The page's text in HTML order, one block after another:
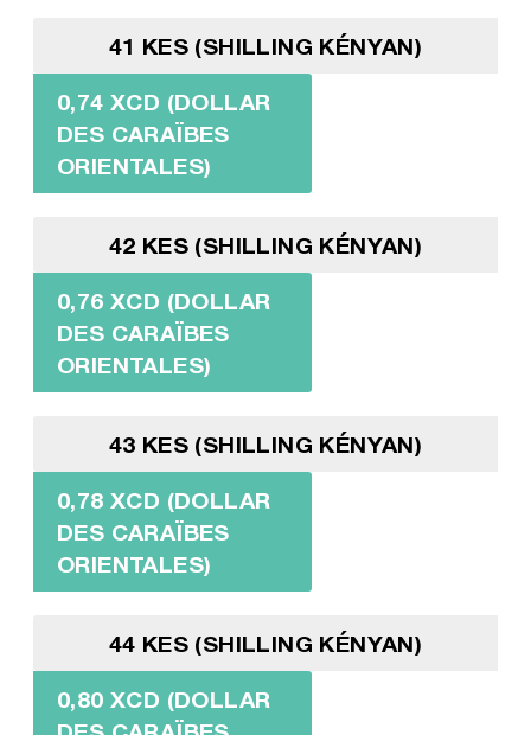
41 KES (SHILLING KÉNYAN)
0,74 XCD (DOLLAR
DES CARAÏBES
ORIENTALES)
42 KES (SHILLING KÉNYAN)
0,76 XCD (DOLLAR
DES CARAÏBES
ORIENTALES)
43 KES (SHILLING KÉNYAN)
0,78 XCD (DOLLAR
DES CARAÏBES
ORIENTALES)
44 KES (SHILLING KÉNYAN)
0,80 XCD (DOLLAR